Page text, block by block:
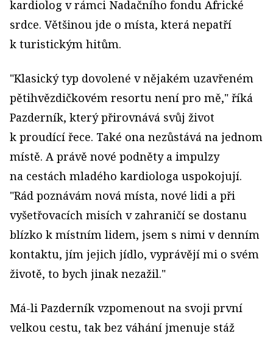
kardiolog v rámci Nadačního fondu Africké
srdce. Většinou jde o místa, která nepatří
k turistickým hitům.
"Klasický typ dovolené v nějakém uzavřeném
pětihvězdičkovém resortu není pro mě," říká
Pazderník, který přirovnává svůj život
k proudící řece. Také ona nezůstává na jednom
místě. A právě nové podněty a impulzy
na cestách mladého kardiologa uspokojují.
"Rád poznávám nová místa, nové lidi a při
vyšetřovacích misích v zahraničí se dostanu
blízko k místním lidem, jsem s nimi v denním
kontaktu, jím jejich jídlo, vyprávějí mi o svém
životě, to bych jinak nezažil."
Má-li Pazderník vzpomenout na svoji první
velkou cestu, tak bez váhání jmenuje stáž